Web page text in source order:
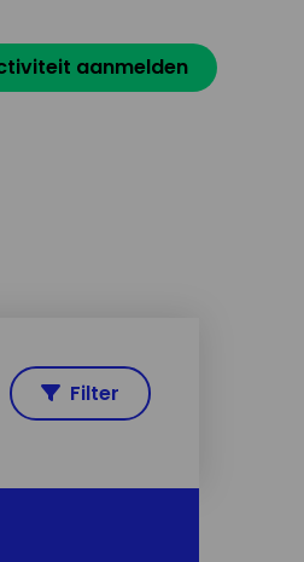
aanmelden
Filter